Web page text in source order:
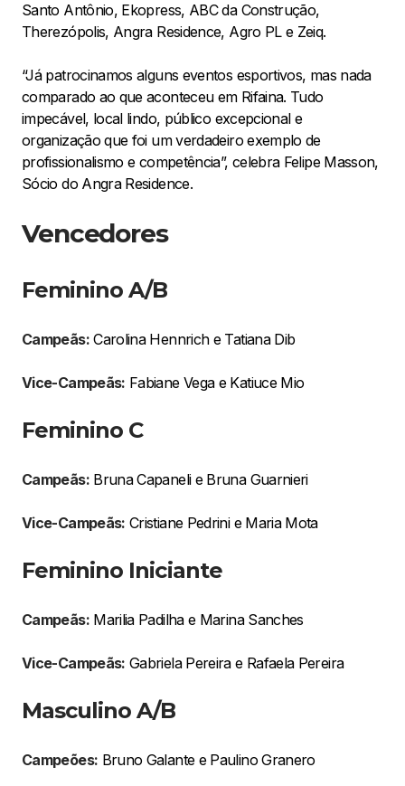
Santo Antônio, Ekopress, ABC da Construção,
Therezópolis, Angra Residence, Agro PL e Zeiq.
“Já patrocinamos alguns eventos esportivos, mas nada
comparado ao que aconteceu em Rifaina. Tudo
impecável, local lindo, público excepcional e
organização que foi um verdadeiro exemplo de
profissionalismo e competência”, celebra Felipe Masson,
Sócio do Angra Residence.
Vencedores
Feminino A/B
Campeãs:Carolina Hennrich e Tatiana Dib
Vice-Campeãs: Fabiane Vega e Katiuce Mio
Feminino C
Campeãs:Bruna Capaneli e Bruna Guarnieri
Vice-Campeãs: Cristiane Pedrini e Maria Mota
Feminino Iniciante
Campeãs:Marilia Padilha e Marina Sanches
Vice-Campeãs: Gabriela Pereira e Rafaela Pereira
Masculino A/B
Campeões: Bruno Galante e Paulino Granero